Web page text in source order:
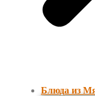
Блюда из